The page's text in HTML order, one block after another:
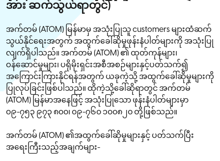
အား ဆက်သွယ်ရာတွင်)
အက်တမ် (ATOM) မြန်မာမှ အသုံးပြုသူ customers များထံဆက်
သွယ်နိုင်ရေးအတွက် အထွက်ခေါ်ဆိုမှုဖုန်းနံပါတ်များကို အသုံးပြု
လျက်ရှိပါသည်။ အက်တမ် (ATOM) ၏ ထုတ်ကုန်များ၊
ဝန်ဆောင်မှုများ၊ ပရိုမိုးရှင်းအစီအစဉ်များနှင့်ပတ်သက်၍
အကြောင်းကြားနိုင်ရန်အတွက် ယခုကဲ့သို့ အထွက်ခေါ်ဆိုမှုများကို
ပြုလုပ်ခြင်းဖြစ်ပါသည်။ ထိုကဲ့သို့ခေါ်ဆိုရာတွင် အက်တမ်
(ATOM) မြန်မာအနေဖြင့် အသုံးပြုသော ဖုန်းနံပါတ်များမှာ
၀၉-၇၅၃ ၉၇၃ ၈၀၀၊ ၀၉-၇၆၀ ၁၀၀၈၂၀ တို့ဖြစ်သည်။
အက်တမ် (ATOM) ၏အထွက်ခေါ်ဆိုမှုများနှင့် ပတ်သက်ပြီး
အရေးကြီးသည့်အချက်များ-